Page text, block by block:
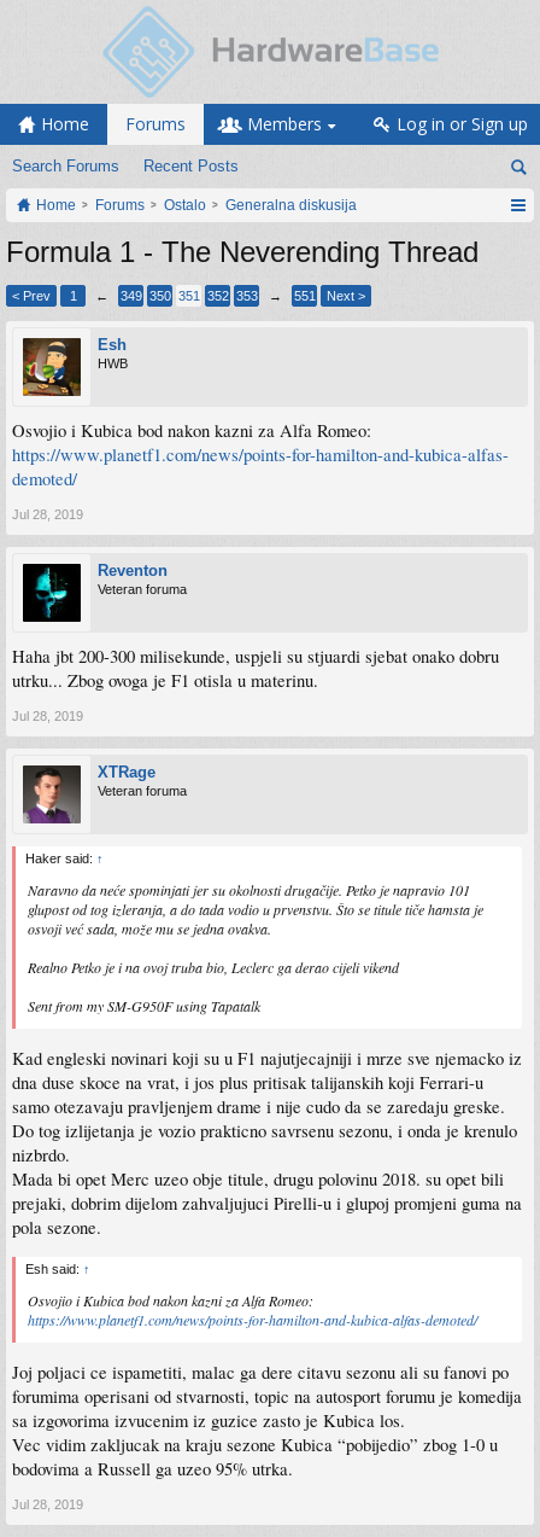
Home Forums
Search Forums Recent Posts
Members Log in or Sign up
Home Forums Ostalo Generalna diskusija
Formula 1 - The Neverending Thread
< Prev 1 ← 349 350 351 352 353 → 551 Next >
Esh
HWB
Osvojio i Kubica bod nakon kazni za Alfa Romeo:
https://www.planetf1.com/news/points-for-hamilton-and-kubica-alfas-
demoted/
Jul 28, 2019
Reventon
Veteran foruma
Haha jbt 200-300 milisekunde, uspjeli su stjuardi sjebat onako dobru
utrku... Zbog ovoga je F1 otisla u materinu.
Jul 28, 2019
XTRage
Veteran foruma
Haker said: ↑
Naravno da neće spominjati jer su okolnosti drugačije. Petko je napravio 101
glupost od tog izleranja, a do tada vodio u prvenstvu. Što se titule tiče hamsta je
osvoji već sada, može mu se jedna ovakva.
Realno Petko je i na ovoj truba bio, Leclerc ga derao cijeli vikend
Sent from my SM-G950F using Tapatalk
Kad engleski novinari koji su u F1 najutjecajniji i mrze sve njemacko iz
dna duse skoce na vrat, i jos plus pritisak talijanskih koji Ferrari-u
samo otezavaju pravljenjem drame i nije cudo da se zaredaju greske.
Do tog izlijetanja je vozio prakticno savrsenu sezonu, i onda je krenulo
nizbrdo.
Mada bi opet Merc uzeo obje titule, drugu polovinu 2018. su opet bili
prejaki, dobrim dijelom zahvaljujuci Pirelli-u i glupoj promjeni guma na
pola sezone.
Esh said: ↑
Osvojio i Kubica bod nakon kazni za Alfa Romeo:
https://www.planetf1.com/news/points-for-hamilton-and-kubica-alfas-demoted/
Joj poljaci ce ispametiti, malac ga dere citavu sezonu ali su fanovi po
forumima operisani od stvarnosti, topic na autosport forumu je komedija
sa izgovorima izvucenim iz guzice zasto je Kubica los.
Vec vidim zakljucak na kraju sezone Kubica “pobijedio” zbog 1-0 u
bodovima a Russell ga uzeo 95% utrka.
Jul 28, 2019